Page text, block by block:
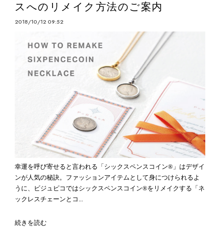
スへのリメイク方法のご案内
2018/10/12 09:52
幸運を呼び寄せると言われる「シックスペンスコイン®」はデザイ
ンが人気の秘訣。ファッションアイテムとして身につけられるよ
うに、ビジュピコではシックスペンスコイン®をリメイクする「ネ
ックレスチェーンとコ...
続きを読む